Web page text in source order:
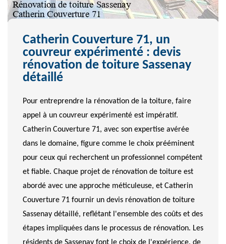
Catherin Couverture 71, un
couvreur expérimenté : devis
rénovation de toiture Sassenay
détaillé
Pour entreprendre la rénovation de la toiture, faire
appel à un couvreur expérimenté est impératif.
Catherin Couverture 71, avec son expertise avérée
dans le domaine, figure comme le choix prééminent
pour ceux qui recherchent un professionnel compétent
et fiable. Chaque projet de rénovation de toiture est
abordé avec une approche méticuleuse, et Catherin
Couverture 71 fournir un devis rénovation de toiture
Sassenay détaillé, reflétant l'ensemble des coûts et des
étapes impliquées dans le processus de rénovation. Les